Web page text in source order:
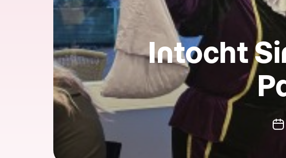
Intocht